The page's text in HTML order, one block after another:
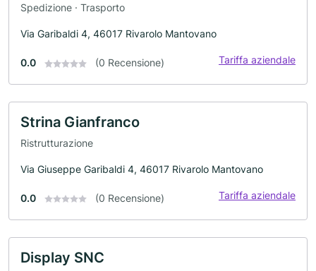
Spedizione · Trasporto
Via Garibaldi 4, 46017 Rivarolo Mantovano
0.0 (0 Recensione) Tariffa aziendale
Strina Gianfranco
Ristrutturazione
Via Giuseppe Garibaldi 4, 46017 Rivarolo Mantovano
0.0 (0 Recensione) Tariffa aziendale
Display SNC